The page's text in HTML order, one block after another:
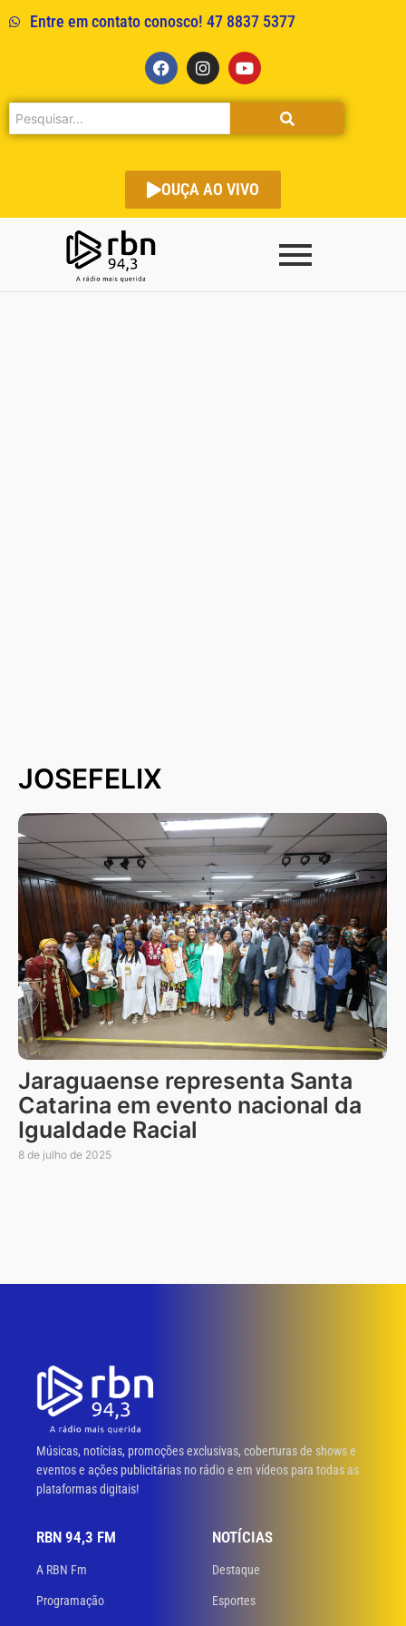
Entre em contato conosco! 47 8837 5377
OUÇA AO VIVO
JOSEFELIX
Jaraguaense representa Santa
Catarina em evento nacional da
Igualdade Racial
8 de julho de 2025
Músicas, notícias, promoções exclusivas, coberturas de shows e
eventos e ações publicitárias no rádio e em vídeos para todas as
plataformas digitais!
RBN 94,3 FM
A RBN Fm
Programação
NOTÍCIAS
Destaque
Esportes